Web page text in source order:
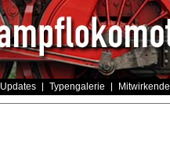
Updates Typengalerie Mitwirkende